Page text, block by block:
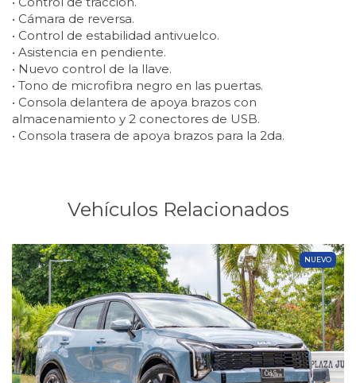
• Cámara de reversa.
• Control de estabilidad antivuelco.
• Asistencia en pendiente.
• Nuevo control de la llave.
• Tono de microfibra negro en las puertas.
• Consola delantera de apoya brazos con
almacenamiento y 2 conectores de USB.
• Consola trasera de apoya brazos para la 2da.
Vehículos Relacionados
NUEVO